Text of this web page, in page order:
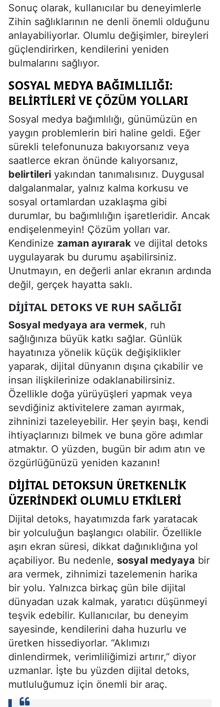
Sonuç olarak, kullanıcılar bu deneyimlerle
Zihin sağlıklarının ne denli önemli olduğunu
anlayabiliyorlar. Olumlu değişimler, bireyleri
güçlendirirken, kendilerini yeniden
bulmalarını sağlıyor.
SOSYAL MEDYA BAĞIMLILIĞI:
BELIRTILERI VE ÇÖZÜM YOLLARI
Sosyal medya bağımlılığı, günümüzün en
yaygın problemlerin biri haline geldi. Eğer
sürekli telefonunuza bakıyorsanız veya
saatlerce ekran önünde kalıyorsanız,
belirtileri yakından tanımalısınız. Duygusal
dalgalanmalar, yalnız kalma korkusu ve
sosyal ortamlardan uzaklaşma gibi
durumlar, bu bağımlılığın işaretleridir. Ancak
endişelenmeyin! Çözüm yolları var.
Kendinize zaman ayırarak ve dijital detoks
uygulayarak bu durumu aşabilirsiniz.
Unutmayın, en değerli anlar ekranın ardında
değil, gerçek hayatta saklı.
DIJITAL DETOKS VE RUH SAĞLIĞI
Sosyal medyaya ara vermek, ruh
sağlığınıza büyük katkı sağlar. Günlük
hayatınıza yönelik küçük değişiklikler
yaparak, dijital dünyanın dışına çıkabilir ve
insan ilişkilerinize odaklanabilirsiniz.
Özellikle doğa yürüyüşleri yapmak veya
sevdiğiniz aktivitelere zaman ayırmak,
zihninizi tazeleyebilir. Her şeyin başı, kendi
ihtiyaçlarınızı bilmek ve buna göre adımlar
atmaktır. O yüzden, bugün bir adım atın ve
özgürlüğünüzü yeniden kazanın!
DIJITAL DETOKSUN ÜRETKENLIK
ÜZERINDEKI OLUMLU ETKILERI
Dijital detoks, hayatımızda fark yaratacak
bir yolculuğun başlangıcı olabilir. Özellikle
aşırı ekran süresi, dikkat dağınıklığına yol
açabiliyor. Bu nedenle, sosyal medyaya bir
ara vermek, zihnimizi tazelemenin harika
bir yolu. Yalnızca birkaç gün bile dijital
dünyadan uzak kalmak, yaratıcı düşünmeyi
teşvik edebilir. Kullanıcılar, bu deneyim
sayesinde, kendilerini daha huzurlu ve
üretken hissediyorlar. “Aklımızı
dinlendirmek, verimliliğimizi artırır,” diyor
uzmanlar. İşte bu yüzden dijital detoks,
mutluluğumuz için önemli bir araç.